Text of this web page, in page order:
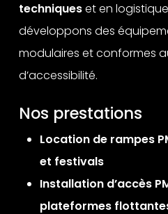
techniqueset en
développons des
modulaires et conformes
d’accessibilité.
Nos prestations
Location de rampes
et festivals
Installation d’accès
plateformes